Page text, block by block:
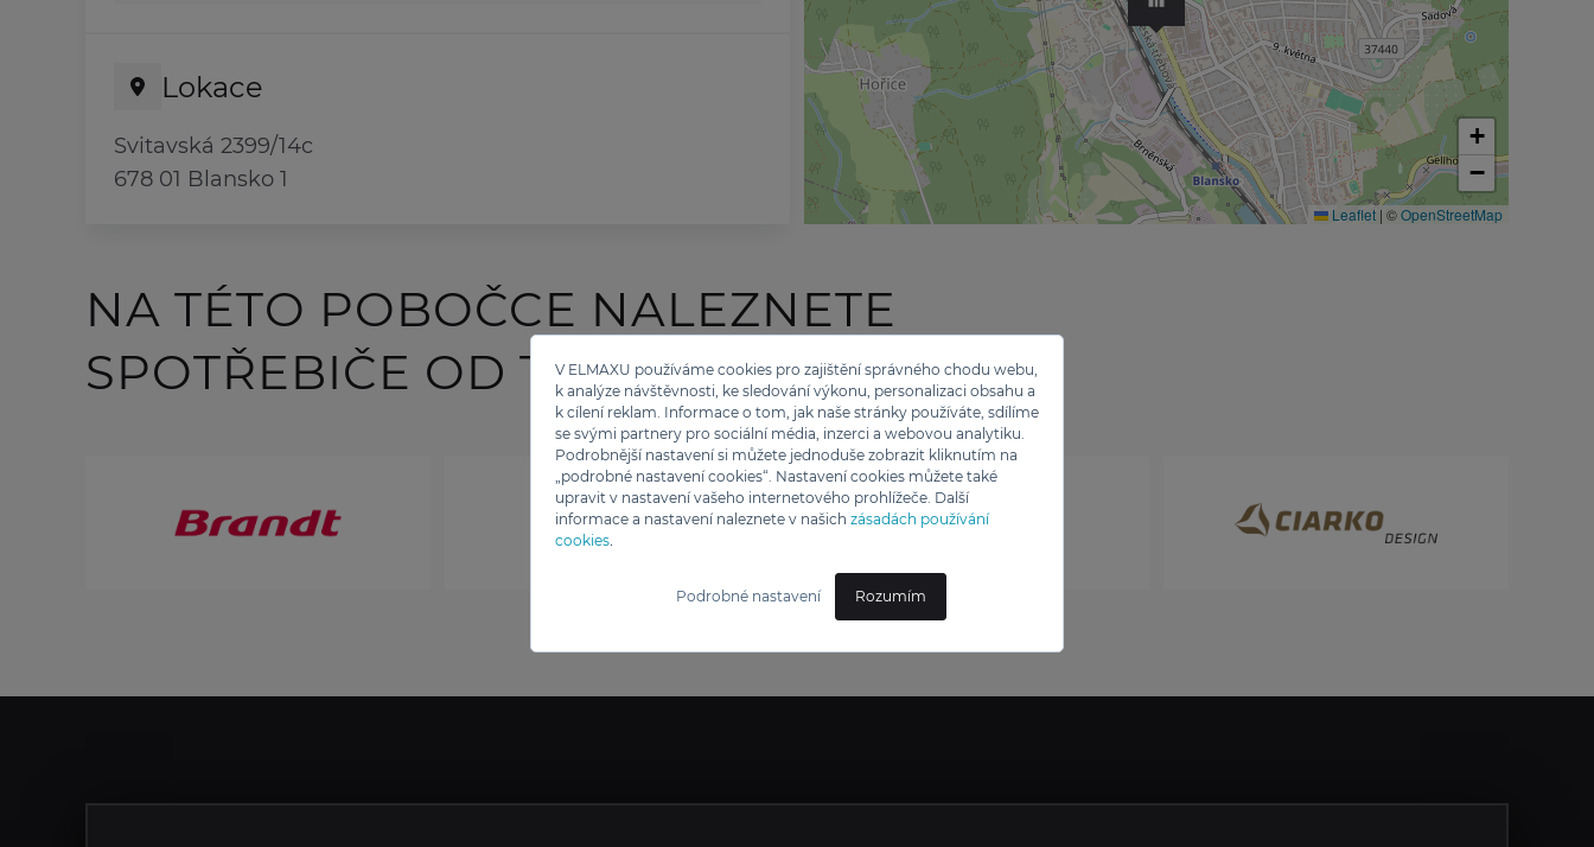
V ELMAXU používáme cookies pro zajištění správného chodu webu,
k analýze návštěvnosti, ke sledování výkonu, personalizaci obsahu a
k cílení reklam. Informace o tom, jak naše stránky používáte, sdílíme
se svými partnery pro sociální média, inzerci a webovou analytiku.
Podrobnější nastavení si můžete jednoduše zobrazit kliknutím na
„podrobné nastavení cookies“. Nastavení cookies můžete také
upravit v nastavení vašeho internetového prohlížeče. Další
informace a nastavení naleznete v našich zásadách používání
cookies.
Podrobné nastavení Rozumím
Lokace
Svitavská 2399/14c
678 01 Blansko 1
+
−
Leaflet | ©OpenStreetMap
NA TÉTO POBOČCE NALEZNETE
SPOTŘEBIČE OD TĚCHTO ZNAČEK